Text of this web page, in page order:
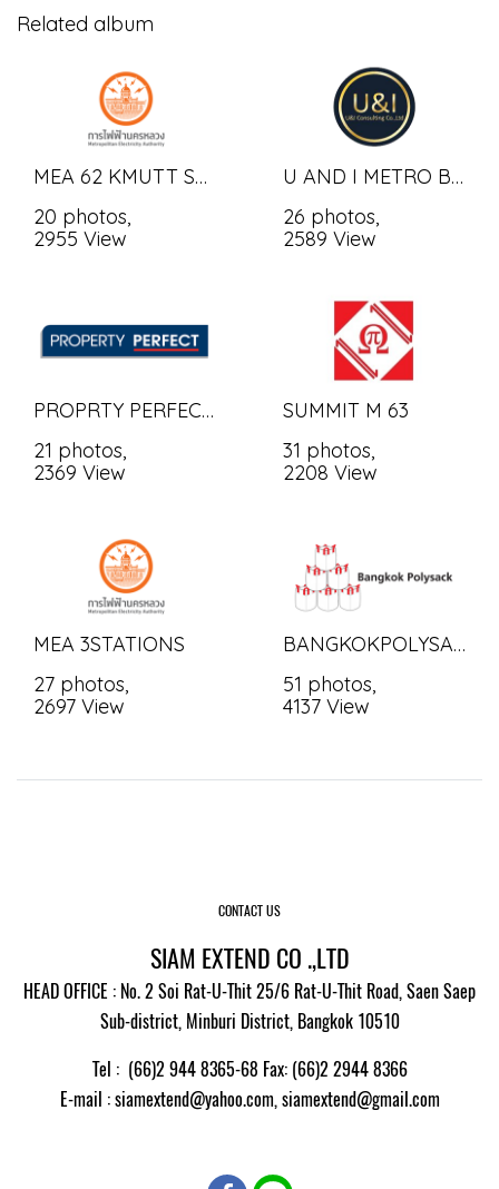
Related album
MEA 62 KMUTT STATION
20 photos,
2955 View
U AND I METRO BLDG64
26 photos,
2589 View
PROPRTY PERFECT 60 PHASE2
21 photos,
2369 View
SUMMIT M 63
31 photos,
2208 View
MEA 3STATIONS
27 photos,
2697 View
BANGKOKPOLYSAC PM
51 photos,
4137 View
CONTACT US
SIAM EXTEND CO .,LTD
HEAD OFFICE : No. 2 Soi Rat-U-Thit 25/6 Rat-U-Thit Road, Saen Saep
Sub-district, Minburi District, Bangkok 10510
Tel : (66)2 944 8365-68 Fax: (66)2 2944 8366
E-mail : siamextend@yahoo.com,siamextend@gmail.com